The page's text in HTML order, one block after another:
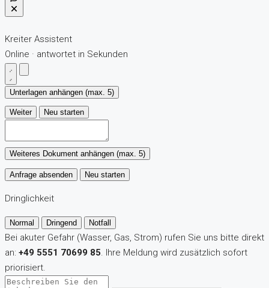
Kreiter Assistent
Online · antwortet in Sekunden
Unterlagen anhängen (max. 5)
Weiter Neu starten
Weiteres Dokument anhängen (max. 5)
Anfrage absenden Neu starten
Dringlichkeit
Normal Dringend Notfall
Bei akuter Gefahr (Wasser, Gas, Strom) rufen Sie uns bitte direkt
an: +49 5551 70699 85. Ihre Meldung wird zusätzlich sofort
priorisiert.